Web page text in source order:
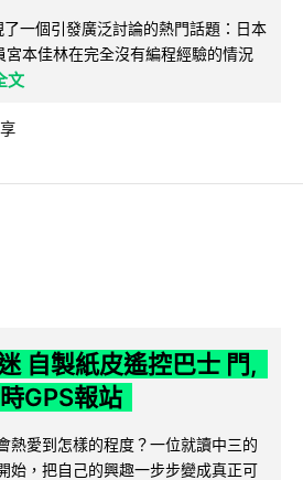
一個引發廣泛討論的熱門話題：日本
宮本佳林在完全沒有編程經驗的情況
文
自製紙皮遙控巴士 門,
GPS報站
熱愛到怎樣的程度？一位就讀中三的
始，把自己的興趣一步步變成真正可